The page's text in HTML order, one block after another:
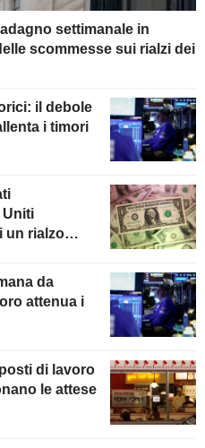
settimanale in
scommesse sui rialzi dei
il debole
i timori
Uniti
un rialzo
da
attenua i
di lavoro
le attese